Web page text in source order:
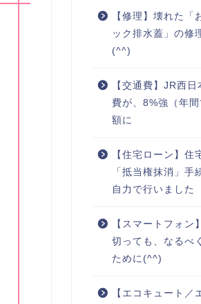
【修理】壊れた「
ック排水蓋」の修
(^^)
【交通費】JR西
費が、8%強（年
額に
【住宅ローン】住
「抵当権抹消」手
自力で行いました
【スマートフォン
切っても、なるべ
ために(^^)
【エコキュート／